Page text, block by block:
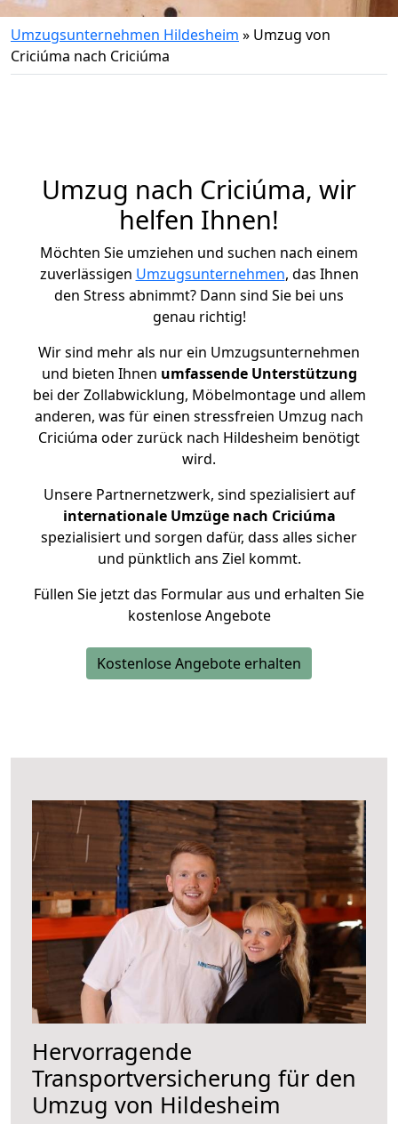
Umzugsunternehmen Hildesheim » Umzug von
Criciúma nach Criciúma
Umzug nach Criciúma, wir
helfen Ihnen!
Möchten Sie umziehen und suchen nach einem
zuverlässigen Umzugsunternehmen, das Ihnen
den Stress abnimmt? Dann sind Sie bei uns
genau richtig!
Wir sind mehr als nur ein Umzugsunternehmen
und bieten Ihnen umfassende Unterstützung
bei der Zollabwicklung, Möbelmontage und allem
anderen, was für einen stressfreien Umzug nach
Criciúma oder zurück nach Hildesheim benötigt
wird.
Unsere Partnernetzwerk, sind spezialisiert auf
internationale Umzüge nach Criciúma
spezialisiert und sorgen dafür, dass alles sicher
und pünktlich ans Ziel kommt.
Füllen Sie jetzt das Formular aus und erhalten Sie
kostenlose Angebote
Kostenlose Angebote erhalten
Hervorragende
Transportversicherung für den
Umzug von Hildesheim